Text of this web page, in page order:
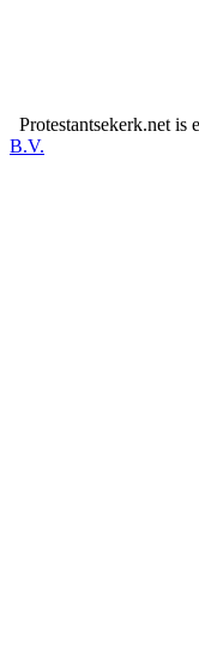
Protestantsekerk.net is
B.V.